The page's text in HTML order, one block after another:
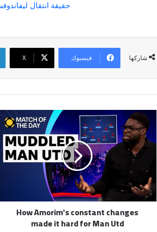
حقيقة انتقال
شاركها فيسبوك ‫X
How
Amorim's
constant
changes
hard
for
Man
How Amorim's constant changes
made it hard for Man Utd